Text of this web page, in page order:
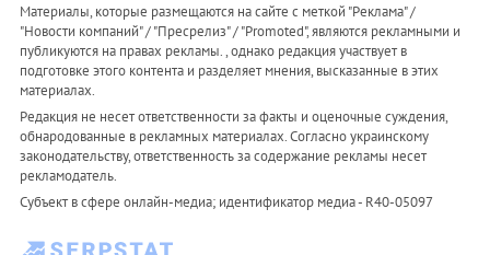
Материалы, которые размещаются на сайте с меткой "Реклама" /
"Новости компаний" / "Пресрелиз" / "Promoted", являются рекламными и
публикуются на правах рекламы. , однако редакция участвует в
подготовке этого контента и разделяет мнения, высказанные в этих
материалах.
Редакция не несет ответственности за факты и оценочные суждения,
обнародованные в рекламных материалах. Согласно украинскому
законодательству, ответственность за содержание рекламы несет
рекламодатель.
Субъект в сфере онлайн-медиа; идентификатор медиа - R40-05097